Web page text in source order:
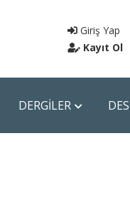
Giriş Yap
Kayıt Ol
Sepete Git
DERGİLER